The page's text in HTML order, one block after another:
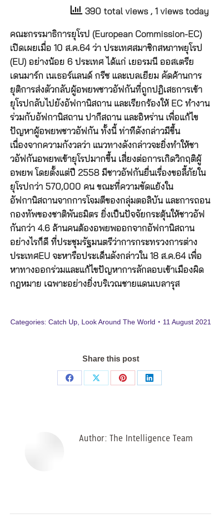
390 total views , 1 views today
คณะกรรมาธิการยุโรป (European Commission-EC)
เปิดเผยเมื่อ 10 ส.ค.64 ว่า ประเทศสมาชิกสหภาพยุโรป
(EU) อย่างน้อย 6 ประเทศ ได้แก่ เยอรมนี ออสเตรีย
เดนมาร์ก เนเธอร์แลนด์ กรีซ และเบลเยียม คัดค้านการ
ยุติการส่งตัวกลับผู้อพยพชาวอัฟกันที่ถูกปฏิเสธการเข้า
ยุโรปกลับไปยังอัฟกานิสถาน และเรียกร้องให้ EC ทำงาน
ร่วมกับอัฟกานิสถาน ปากีสถาน และอิหร่าน เพื่อแก้ไข
ปัญหาผู้อพยพชาวอัฟกัน ทั้งนี้ ท่าทีดังกล่าวมีขึ้น
เนื่องจากความกังวลว่า แนวทางดังกล่าวจะยิ่งทำให้ชา
วอัฟกันอพยพเข้ายุโรปมากขึ้น เสี่ยงต่อการเกิดวิกฤติผู้
อพยพ โดยตั้งแต่ปี 2558 มีชาวอัฟกันยื่นเรื่องขอลี้ภัยใน
ยุโรปกว่า 570,000 คน ขณะที่ความขัดแย้งใน
อัฟกานิสถานจากการโจมตีของกลุ่มตอลิบัน และการถอน
กองทัพของชาติพันธมิตร ยิ่งเป็นปัจจัยกระตุ้นให้ชาวอัฟ
กันกว่า 4.6 ล้านคนต้องอพยพออกจากอัฟกานิสถาน
อย่างไรก็ดี ที่ประชุมรัฐมนตรีว่าการกระทรวงการต่าง
ประเทศEU จะหารือประเด็นดังกล่าวใน 18 ส.ค.64 เพื่อ
หาทางออกร่วมและแก้ไขปัญหาการลักลอบเข้าเมืองผิด
กฎหมาย เฉพาะอย่างยิ่งบริเวณชายแดนเบลารุส
Categories: Catch Up, Look Around The World 11 August 2021
Share this post
Share
Share
Share
Share
Author: The Intelligence Team